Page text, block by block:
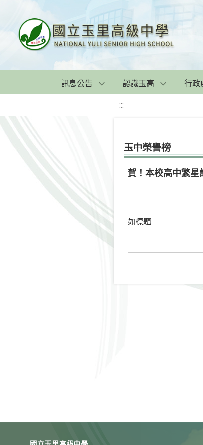
訊息公告 認識玉高 行政
:::
玉中榮譽榜
賀！本校高中繁星
如標題